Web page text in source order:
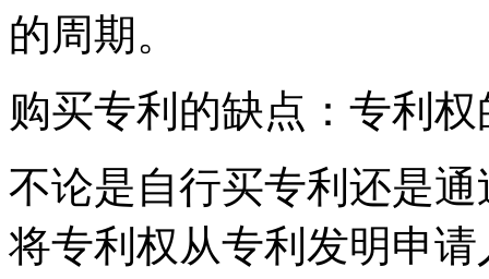
的周期。
购买专利的缺点：专利
不论是自行买专利还是
将专利权从专利发明申